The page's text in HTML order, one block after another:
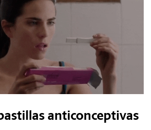
anticonceptivas